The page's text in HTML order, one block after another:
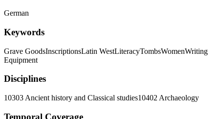
German
Keywords
Grave GoodsInscriptionsLatin WestLiteracyTombsWomenWriting
Equipment
Disciplines
10303 Ancient history and Classical studies10402 Archaeology
Temporal Coverage